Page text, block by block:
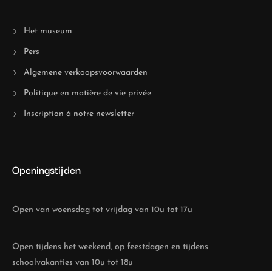
Het museum
Pers
Algemene verkoopsvoorwaarden
Politique en matière de vie privée
Inscription à notre newsletter
Openingstijden
Open van woensdag tot vrijdag van 10u tot 17u
Open tijdens het weekend, op feestdagen en tijdens
schoolvakanties van 10u tot 18u